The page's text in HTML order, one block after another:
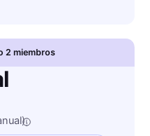
2 miembros